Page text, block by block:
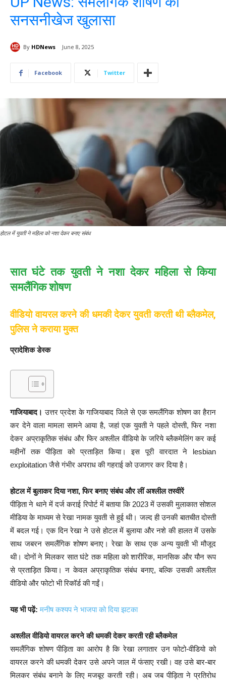
सनसनीखेज खुलासा
By HDNews June 8, 2025
Facebook Twitter
होटल में युवती ने महिला को नशा देकर बनाए संबंध
सात घंटे तक युवती ने नशा देकर महिला से किया
समलैंगिक शोषण
वीडियो वायरल करने की धमकी देकर युवती करती थी ब्लैकमेल,
पुलिस ने कराया मुक्त
प्रादेशिक डेस्क
गाजियाबाद। उत्तर प्रदेश के गाजियाबाद जिले से एक समलैंगिक शोषण का हैरान
कर देने वाला मामला सामने आया है, जहां एक युवती ने पहले दोस्ती, फिर नशा
देकर अप्राकृतिक संबंध और फिर अश्लील वीडियो के जरिये ब्लैकमेलिंग कर कई
महीनों तक पीड़िता को प्रताड़ित किया। इस पूरी वारदात ने lesbian
exploitation जैसे गंभीर अपराध की गहराई को उजागर कर दिया है।
होटल में बुलाकर दिया नशा, फिर बनाए संबंध और लीं अश्लील तस्वीरें
पीड़िता ने थाने में दर्ज कराई रिपोर्ट में बताया कि 2023 में उसकी मुलाकात सोशल
मीडिया के माध्यम से रेखा नामक युवती से हुई थी। जल्द ही उनकी बातचीत दोस्ती
में बदल गई। एक दिन रेखा ने उसे होटल में बुलाया और नशे की हालत में उसके
साथ जबरन समलैंगिक शोषण बनाए। रेखा के साथ एक अन्य युवती भी मौजूद
थी। दोनों ने मिलकर सात घंटे तक महिला को शारीरिक, मानसिक और यौन रूप
से प्रताड़ित किया। न केवल अप्राकृतिक संबंध बनाए, बल्कि उसकी अश्लील
वीडियो और फोटो भी रिकॉर्ड की गईं।
यह भी पढ़ें: मनीष कश्यप ने भाजपा को दिया झटका
अश्लील वीडियो वायरल करने की धमकी देकर करती रही ब्लैकमेल
समलैंगिक शोषण पीड़िता का आरोप है कि रेखा लगातार उन फोटो-वीडियो को
वायरल करने की धमकी देकर उसे अपने जाल में फंसाए रखी। वह उसे बार-बार
मिलकर संबंध बनाने के लिए मजबूर करती रही। अब जब पीड़िता ने प्रतिरोध